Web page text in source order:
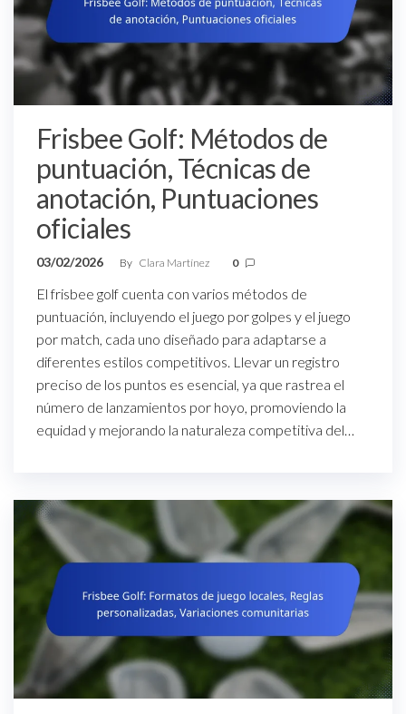
Frisbee Golf: Métodos de
puntuación, Técnicas de
anotación, Puntuaciones
oficiales
03/02/2026 By Clara Martínez 0
El frisbee golf cuenta con varios métodos de
puntuación, incluyendo el juego por golpes y el juego
por match, cada uno diseñado para adaptarse a
diferentes estilos competitivos. Llevar un registro
preciso de los puntos es esencial, ya que rastrea el
número de lanzamientos por hoyo, promoviendo la
equidad y mejorando la naturaleza competitiva del…